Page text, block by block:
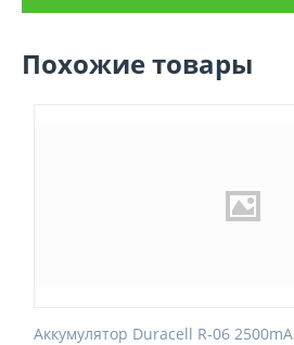
Похожие товары
Аккумулятор Duracell R-06 2500mA